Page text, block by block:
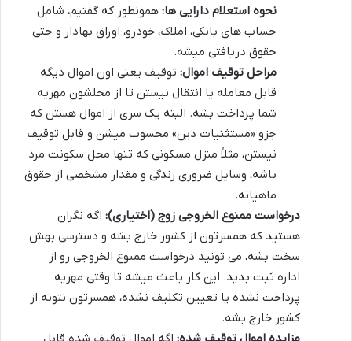
نحوه استعلام دارایی ها: همونطور که گفتیم، شامل
حساب های بانکی، املاک، خودرو، اوراق بهادار و حتی
حقوق دریافتی میشه.
مراحل توقیف اموال: توقیف یعنی اون اموال دیگه
قابل معامله یا انتقال نیستن تا از محلشون مهریه
شما پرداخت بشه. البته یک سری از اموال هستن که
جزو «مستثنیات دین» محسوب میشن و قابل توقیف
نیستن، مثلاً منزل مسکونی که تنها محل سکونت مرد
باشه، وسایل ضروری زندگی و مقدار مشخصی از حقوق
ماهیانه.
درخواست ممنوع الخروجی زوج (اختیاری): اگه نگران
هستید که همسرتون از کشور خارج بشه و دسترسی بهش
سخت بشه، می تونید درخواست ممنوع الخروجی رو از
اداره ثبت بدید. این کار باعث میشه تا وقتی مهریه
پرداخت نشده یا تعیین تکلیف نشده، همسرتون نتونه از
کشور خارج بشه.